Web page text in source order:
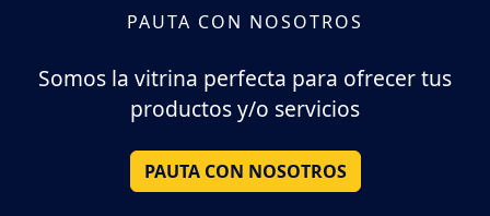
PAUTA CON NOSOTROS
Somos la vitrina perfecta para ofrecer tus
productos y/o servicios
PAUTA CON NOSOTROS